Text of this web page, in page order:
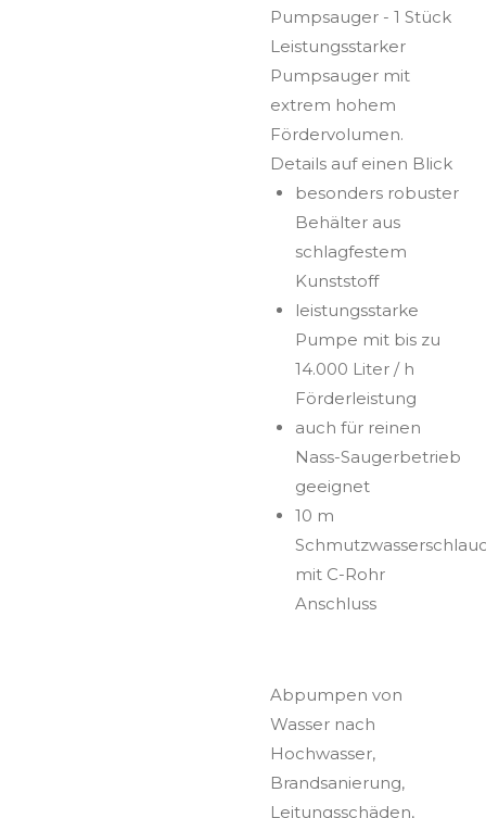
Pumpsauger - 1 Stück
Leistungsstarker
Pumpsauger mit
extrem hohem
Fördervolumen.
Details auf einen Blick
besonders robuster
Behälter aus
schlagfestem
Kunststoff
leistungsstarke
Pumpe mit bis zu
14.000 Liter / h
Förderleistung
auch für reinen
Nass-Saugerbetrieb
geeignet
10 m
mit C-Rohr
Anschluss
Abpumpen von
Wasser nach
Hochwasser,
Brandsanierung,
Leitungsschäden,